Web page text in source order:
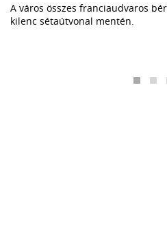
A város összes franciaudvaros
kilenc sétaútvonal mentén.